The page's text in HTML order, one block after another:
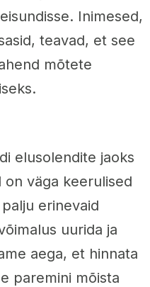
Inimesed,
teavad, et see
mõtete
elusolendite jaoks
väga keerulised
erinevaid
uurida ja
aega, et hinnata
paremini mõista